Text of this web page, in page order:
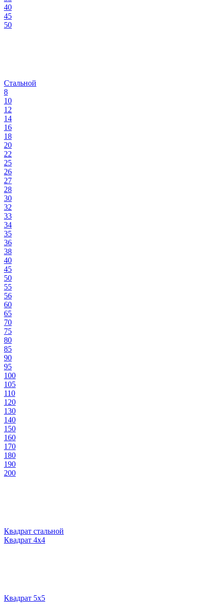
40
45
50
Стальной
8
10
12
14
16
18
20
22
25
26
27
28
30
32
33
34
35
36
38
40
45
50
55
56
60
65
70
75
80
85
90
95
100
105
110
120
130
140
150
160
170
180
190
200
Квадрат стальной
Квадрат 4х4
Квадрат 5х5